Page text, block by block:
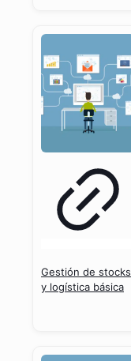
Gestión de stocks
y logística básica